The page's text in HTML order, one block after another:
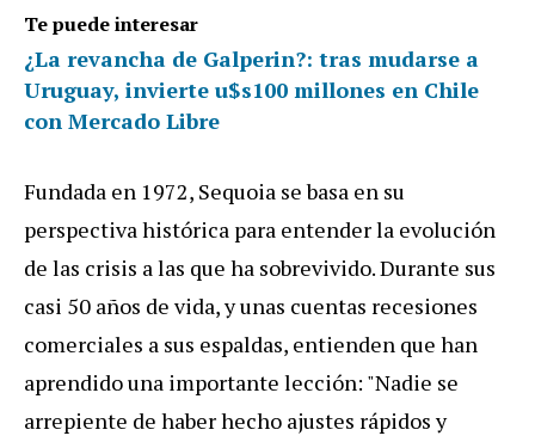
Te puede interesar
¿La revancha de Galperin?: tras mudarse a
Uruguay, invierte u$s100 millones en Chile
con Mercado Libre
Fundada en 1972, Sequoia se basa en su
perspectiva histórica para entender la evolución
de las crisis a las que ha sobrevivido. Durante sus
casi 50 años de vida, y unas cuentas recesiones
comerciales a sus espaldas, entienden que han
aprendido una importante lección: "Nadie se
arrepiente de haber hecho ajustes rápidos y